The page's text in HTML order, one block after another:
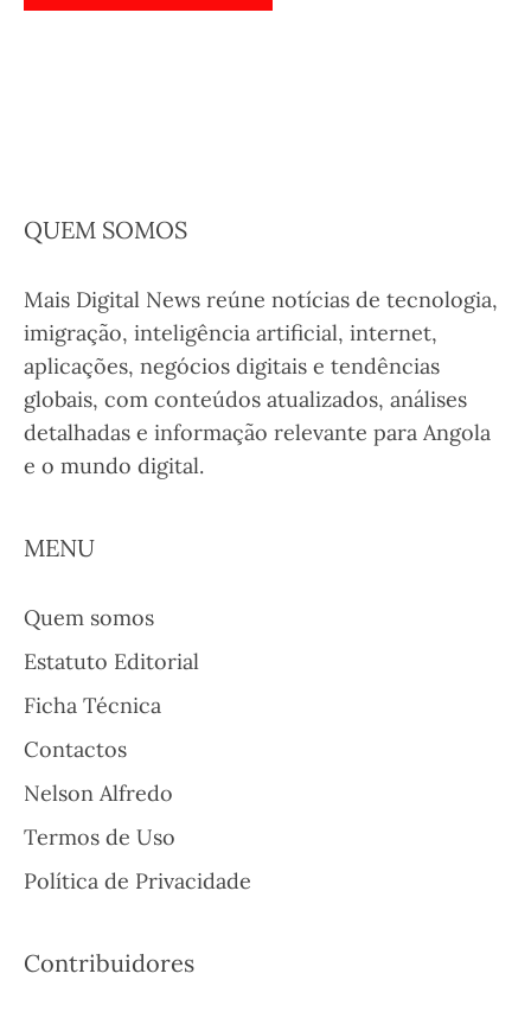
QUEM SOMOS
Mais Digital News reúne notícias de tecnologia,
imigração, inteligência artificial, internet,
aplicações, negócios digitais e tendências
globais, com conteúdos atualizados, análises
detalhadas e informação relevante para Angola
e o mundo digital.
MENU
Quem somos
Estatuto Editorial
Ficha Técnica
Contactos
Nelson Alfredo
Termos de Uso
Política de Privacidade
Contribuidores